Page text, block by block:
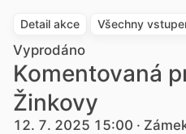
Detail akce Všechny
Vyprodáno
Komentovaná
Žinkovy
12. 7. 2025 15:00 ·